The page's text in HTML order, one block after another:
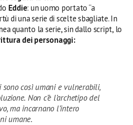
Eddie: un uomo portato “a
di una serie di scelte sbagliate. In
quanto la serie, sin dallo script, lo
dei personaggi:
sono così umani e vulnerabili,
Non c’è l’archetipo del
ma incarnano l’intero
umane.